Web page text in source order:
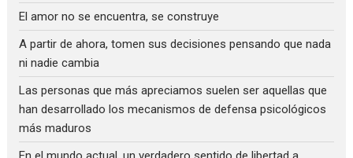
El amor no se encuentra, se construye
A partir de ahora, tomen sus decisiones pensando que nada
ni nadie cambia
Las personas que más apreciamos suelen ser aquellas que
han desarrollado los mecanismos de defensa psicológicos
más maduros